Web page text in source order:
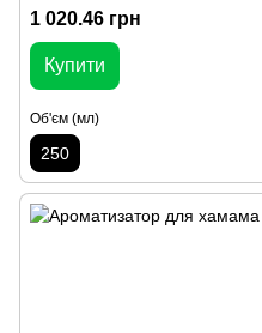
1 020.46 грн
Купити
Об'єм (мл)
250